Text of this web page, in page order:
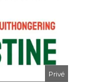
Privé